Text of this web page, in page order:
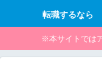
転職するなら
※本サイトでは